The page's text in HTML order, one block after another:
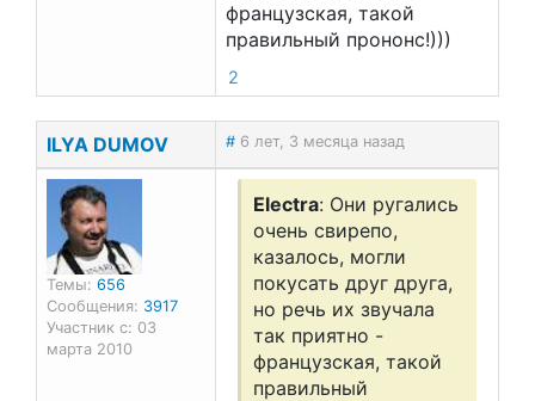
французская, такой
правильный прононс!)))
2
ILYA DUMOV # 6 лет, 3 месяца назад
Темы: 656
Сообщения: 3917
Участник с: 03
марта 2010
Electra: Они ругались
очень свирепо,
казалось, могли
покусать друг друга,
но речь их звучала
так приятно -
французская, такой
правильный